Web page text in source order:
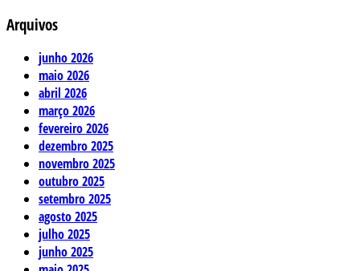
Arquivos
junho 2026
maio 2026
abril 2026
março 2026
fevereiro 2026
dezembro 2025
novembro 2025
outubro 2025
setembro 2025
agosto 2025
julho 2025
junho 2025